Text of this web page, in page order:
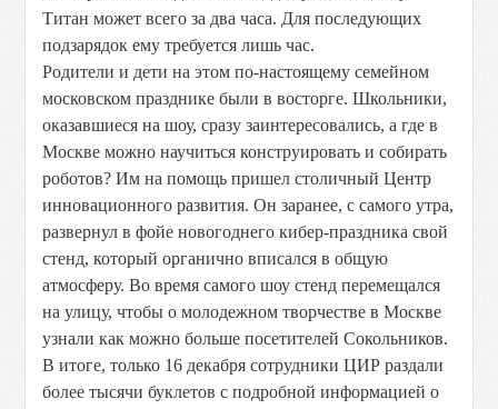
Титан может всего за два часа. Для последующих
подзарядок ему требуется лишь час.
Родители и дети на этом по-настоящему семейном
московском празднике были в восторге. Школьники,
оказавшиеся на шоу, сразу заинтересовались, а где в
Москве можно научиться конструировать и собирать
роботов? Им на помощь пришел столичный Центр
инновационного развития. Он заранее, с самого утра,
развернул в фойе новогоднего кибер-праздника свой
стенд, который органично вписался в общую
атмосферу. Во время самого шоу стенд перемещался
на улицу, чтобы о молодежном творчестве в Москве
узнали как можно больше посетителей Сокольников.
В итоге, только 16 декабря сотрудники ЦИР раздали
более тысячи буклетов с подробной информацией о